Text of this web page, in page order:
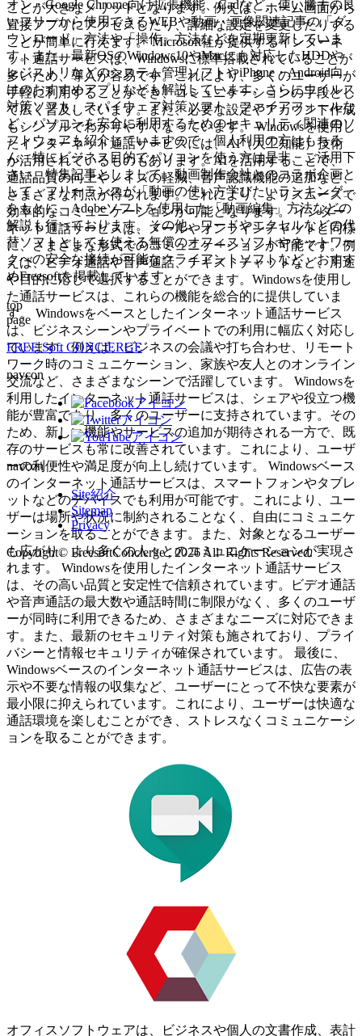
ことが大きなメリットとなります。例えば、ホーム画面から
直接アプリにアクセスしたり、詳細な設定を変更したりする
ことが簡単に行えます。 Microsoft社が提供するインターネ
ット通話サービスは、Windowsに標準搭載されていることが
多いため、導入が容易です。これにより、多くのユーザーが
手軽に利用することができ、コミュニケーションの手段とし
て広く普及しています。また、必要な設定やアカウント作成
もシンプルでわかりやすくなっています。 Windowsを使用し
たインターネット通話サービスには、AI（人工知能）技術
が活用されているものもあります。AIを活用することで、
通話品質の向上やノイズの軽減、音声認識機能の追加など、
さまざまな利点が得られます。これにより、よりスムーズで
効率的なコミュニケーションが可能となります。 インター
ネット通話サービスは、メールやオンラインチャットと同様
に、さまざまな形式でのコミュニケーションが可能です。例
えば、ビデオ通話や音声通話、テキストチャットなど、用途
や目的に応じて選択することができます。Windowsを使用し
た通話サービスは、これらの機能を総合的に提供していま
す。 Windowsをベースとしたインターネット通話サービス
は、ビジネスシーンやプライベートでの利用に幅広く対応し
ています。例えば、ビジネスの会議や打ち合わせ、リモート
ワーク時のコミュニケーション、家族や友人とのオンライン
交流など、さまざまなシーンで活躍しています。 Windowsを
利用したインターネット通話サービスは、シェアや役立つ機
能が豊富であり、多くのユーザーに支持されています。その
ため、新しい機能やサービスの追加が期待される一方で、既
存のサービスも常に改善されています。これにより、ユーザ
ーの利便性や満足度が向上し続けています。 Windowsベース
のインターネット通話サービスは、スマートフォンやタブレ
ットなどのデバイスでも利用が可能です。これにより、ユー
ザーは場所や状況に制約されることなく、自由にコミュニケ
ーションを取ることができます。また、対象となるユーザー
も広がり、より多くの人々とのコミュニケーションが実現さ
れます。 Windowsを使用したインターネット通話サービス
は、その高い品質と安定性で信頼されています。ビデオ通話
や音声通話の最大数や通話時間に制限がなく、多くのユーザ
ーが同時に利用できるため、さまざまなニーズに対応できま
す。また、最新のセキュリティ対策も施されており、プライ
バシーと情報セキュリティが確保されています。 最後に、
Windowsベースのインターネット通話サービスは、広告の表
示や不要な情報の収集など、ユーザーにとって不快な要素が
最小限に抑えられています。これにより、ユーザーは快適な
通話環境を楽しむことができ、ストレスなくコミュニケーシ
ョンを取ることができます。
オフィスソフトウェアは、ビジネスや個人の文書作成、表計
オン・Google Chrome向け拡張機能、Cadなど、使い勝手の良
いフリーから使用できるWEBや動画・画像関連記事の「ダ
ウンロード」方法や「操作」方法などを定期更新していま
す。また、最新OSのWindows10やMacにも対応したHDDや
レジストリなどのシステム管理ソフトやiPhone・Android向
けのおすすめアプリなども解説しています。さらにウイルス
対策ソフト、スパイウェア対策ソフト、ファイアフォールな
ど、パソコンを安全に利用するためのセキュリティ関連のソ
フトウェアも紹介していますので、個人利用の方はもちろ
ん、特にビジネス目的でパソコンを使う方は是非、ご活用下
さい。特集記事としまして、動画制作会社とのコラボ企画と
して、フリーランスが「動画の使い方学びたいランキング」
をもとに、Adobeソフトを使用した「動画編集」方法などの
解説も行っております。その他、ワードやエクセルなどの代
替ソフトとしても使える無償のオフィスソフトやネットワー
クへの安全な接続が可能なクライアントソフトなど、おすす
めFreesoftを掲載しています。
top
page
FREE Soft CONCIERGE
navcon
navcon
Site紹介
Sitemap
Privacy
Copyright© FreesoftConcierge , 2026 All Rights Reserved.